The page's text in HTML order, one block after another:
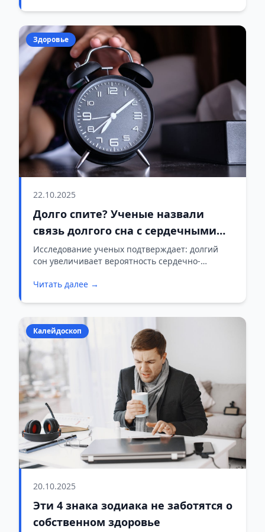
Здоровье
22.10.2025
Долго спите? Ученые назвали
связь долгого сна с сердечными
приступами
Исследование ученых подтверждает: долгий
сон увеличивает вероятность сердечно-
Читать далее →
Калейдоскоп
20.10.2025
Эти 4 знака зодиака не заботятся о
собственном здоровье